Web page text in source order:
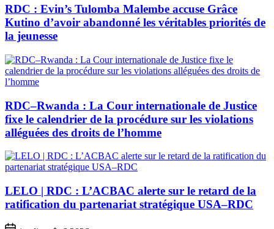
RDC : Evin’s Tulomba Malembe accuse Grâce
Kutino d’avoir abandonné les véritables priorités de
la jeunesse
RDC–Rwanda : La Cour internationale de Justice
fixe le calendrier de la procédure sur les violations
alléguées des droits de l’homme
LELO | RDC : L’ACBAC alerte sur le retard de la
ratification du partenariat stratégique USA–RDC